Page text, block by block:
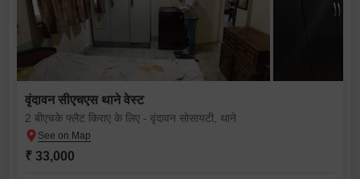
वृंदावन सीएचएस थाने वेस्ट
2 बीएचके फ्लैट किराए के लिए - वृंदावन सोसायटी, थाने
₹ 33,000